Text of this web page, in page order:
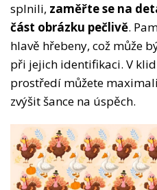
splnili, zaměřte se na
část obrázku pečlivě.
hlavě hřebeny, což může
při jejich identifikaci. V
prostředí můžete
zvýšit šance na úspěch.